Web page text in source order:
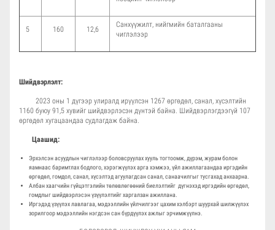
5 160 12,6
Санхүүжилт, нийгмийн баталгааны
чиглэлээр
Шийдвэрлэлт:
2023 оны 1 дүгээр улиралд ирүүлсэн 1267 өргөдөл, санал, хүсэлтийн
1160 буюу 91,5 хувийг шийдвэрлэсэн дүнтэй байна. Шийдвэрлэгдээгүй 107
өргөдөл хугацаандаа судлагдаж байна.
Цаашид:
Эрхэлсэн асуудлын чиглэлээр боловсруулах хууль тогтоомж, дүрэм, журам болон
яамнаас баримтлах бодлого, хэрэгжүүлэх арга хэмжээ, үйл ажиллагаандаа иргэдийн
өргөдөл, гомдол, санал, хүсэлтэд агуулагдсан санал, санаачилгыг тусгахад анхаарна.
Албан хаагчийн гүйцэтгэлийн төлөвлөгөөний биелэлтийг дүгнэхэд иргэдийн өргөдөл,
гомдлыг шийдвэрлэсэн үзүүлэлтийг харгалзан ажиллана.
Иргэдэд үзүүлэх лавлагаа, мэдээллийн үйлчилгээг цахим хэлбэрт шуурхай шилжүүлэх
зорилгоор мэдээллийн нэгдсэн сан бүрдүүлэх ажлыг эрчимжүүлнэ.